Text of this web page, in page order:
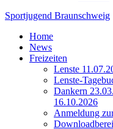
Sportjugend Braunschweig
Home
News
Freizeiten
Lenste
Lenste-
Dankern
16.10.2026
Anmeldung